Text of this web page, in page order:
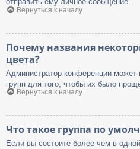
Вернуться к началу
Почему названия
цвета?
Администратор конференции может
групп для того, чтобы их было
Вернуться к началу
Что такое группа по
Если вы состоите более чем в